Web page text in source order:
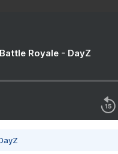
Royale - DayZ